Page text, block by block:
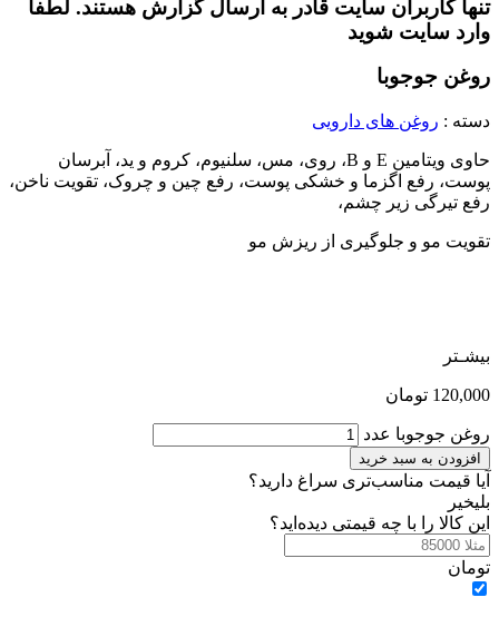
تنها کاربران سایت قادر به ارسال گزارش هستند. لطفا
وارد سایت شوید
روغن جوجوبا
دسته : روغن های دارویی
حاوی ویتامین E و B، روی، مس، سلنیوم، کروم و ید، آبرسان
پوست، رفع اگزما و خشکی پوست، رفع چین و چروک، تقویت ناخن،
رفع تیرگی زیر چشم،
تقویت مو و جلوگیری از ریزش مو
بیشـتر
120,000 تومان
روغن جوجوبا عدد
افزودن به سبد خرید
آیا قیمت مناسب‌تری سراغ دارید؟
بلیخیر
این کالا را با چه قیمتی دیده‌اید؟
تومان